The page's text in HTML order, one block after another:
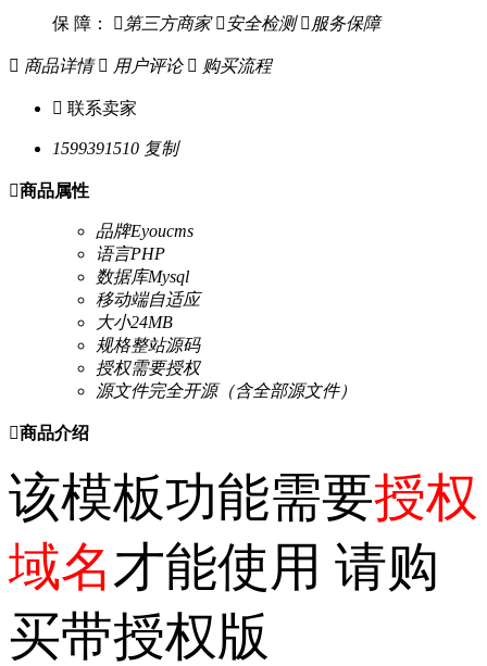
保 障：  第三方商家  安全检测  服务保障
 商品详情  用户评论  购买流程
 联系卖家
1599391510 复制
商品属性
品牌Eyoucms
语言PHP
数据库Mysql
移动端自适应
大小24MB
规格整站源码
授权需要授权
源文件完全开源（含全部源文件）
商品介绍
该模板功能需要授权
域名才能使用 请购
买带授权版